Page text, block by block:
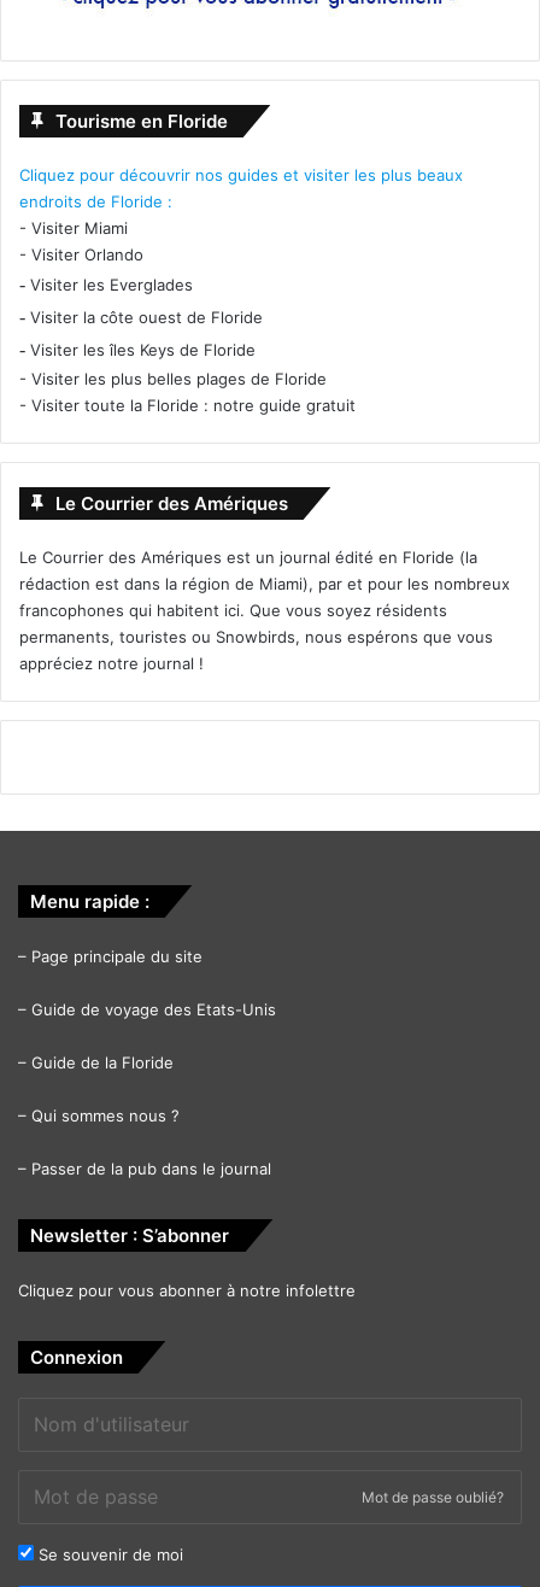
Tourisme en Floride
Cliquez pour découvrir nos guides et visiter les plus beaux
endroits de Floride :
- Visiter Miami
- Visiter Orlando
- Visiter les Everglades
- Visiter la côte ouest de Floride
- Visiter les îles Keys de Floride
- Visiter les plus belles plages de Floride
- Visiter toute la Floride : notre guide gratuit
Le Courrier des Amériques
Le Courrier des Amériques est un journal édité en Floride (la
rédaction est dans la région de Miami), par et pour les nombreux
francophones qui habitent ici. Que vous soyez résidents
permanents, touristes ou Snowbirds, nous espérons que vous
appréciez notre journal !
Menu rapide :
– Page principale du site
– Guide de voyage des Etats-Unis
– Guide de la Floride
– Qui sommes nous ?
– Passer de la pub dans le journal
Newsletter : S’abonner
Cliquez pour vous abonner à notre infolettre
Connexion
Mot de passe oublié?
Se souvenir de moi